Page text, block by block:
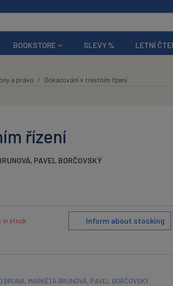
BOOKSTORE SLEVY % LETNÍ
a právo Dokazování v trestním řízení
řízení
, PAVEL BORČOVSKÝ
in stock Inform about stocking
BRUNA, MARKÉTA BRUNOVÁ, PAVEL BORČOVSKÝ